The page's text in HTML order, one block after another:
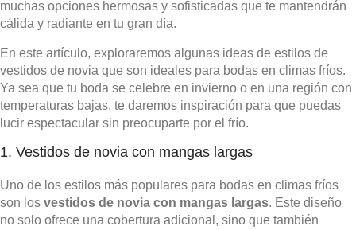
muchas opciones hermosas y sofisticadas que te mantendrán
cálida y radiante en tu gran día.
En este artículo, exploraremos algunas ideas de estilos de
vestidos de novia que son ideales para bodas en climas fríos.
Ya sea que tu boda se celebre en invierno o en una región con
temperaturas bajas, te daremos inspiración para que puedas
lucir espectacular sin preocuparte por el frío.
1. Vestidos de novia con mangas largas
Uno de los estilos más populares para bodas en climas fríos
son los vestidos de novia con mangas largas. Este diseño
no solo ofrece una cobertura adicional, sino que también